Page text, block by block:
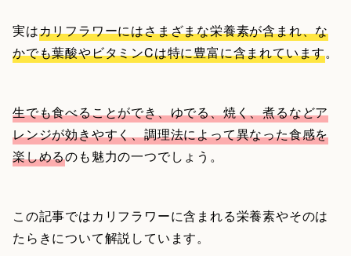
実はカリフラワーにはさまざまな栄養素が含まれ、な
かでも葉酸やビタミンCは特に豊富に含まれています。
生でも食べることができ、ゆでる、焼く、煮るなどア
レンジが効きやすく、調理法によって異なった食感を
楽しめるのも魅力の一つでしょう。
この記事ではカリフラワーに含まれる栄養素やそのは
たらきについて解説しています。